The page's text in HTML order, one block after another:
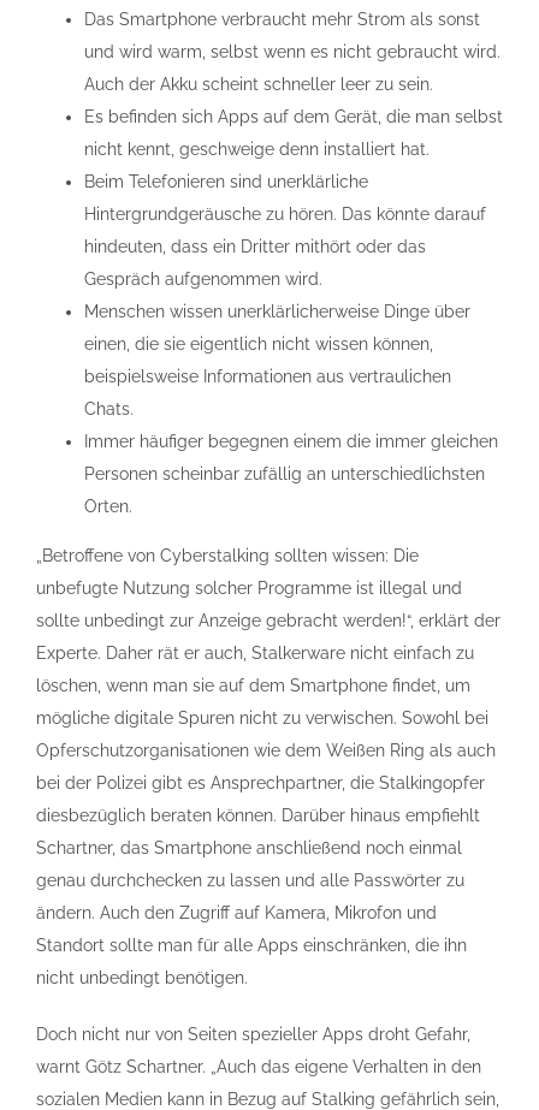
Das Smartphone verbraucht mehr Strom als sonst
und wird warm, selbst wenn es nicht gebraucht wird.
Auch der Akku scheint schneller leer zu sein.
Es befinden sich Apps auf dem Gerät, die man selbst
nicht kennt, geschweige denn installiert hat.
Beim Telefonieren sind unerklärliche
Hintergrundgeräusche zu hören. Das könnte darauf
hindeuten, dass ein Dritter mithört oder das
Gespräch aufgenommen wird.
Menschen wissen unerklärlicherweise Dinge über
einen, die sie eigentlich nicht wissen können,
beispielsweise Informationen aus vertraulichen
Chats.
Immer häufiger begegnen einem die immer gleichen
Personen scheinbar zufällig an unterschiedlichsten
Orten.
„Betroffene von Cyberstalking sollten wissen: Die
unbefugte Nutzung solcher Programme ist illegal und
sollte unbedingt zur Anzeige gebracht werden!“, erklärt der
Experte. Daher rät er auch, Stalkerware nicht einfach zu
löschen, wenn man sie auf dem Smartphone findet, um
mögliche digitale Spuren nicht zu verwischen. Sowohl bei
Opferschutzorganisationen wie dem Weißen Ring als auch
bei der Polizei gibt es Ansprechpartner, die Stalkingopfer
diesbezüglich beraten können. Darüber hinaus empfiehlt
Schartner, das Smartphone anschließend noch einmal
genau durchchecken zu lassen und alle Passwörter zu
ändern. Auch den Zugriff auf Kamera, Mikrofon und
Standort sollte man für alle Apps einschränken, die ihn
nicht unbedingt benötigen.
Doch nicht nur von Seiten spezieller Apps droht Gefahr,
warnt Götz Schartner. „Auch das eigene Verhalten in den
sozialen Medien kann in Bezug auf Stalking gefährlich sein,